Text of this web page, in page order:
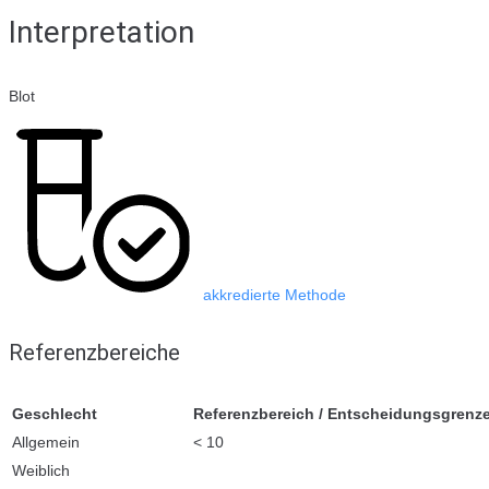
Interpretation
Blot
akkredierte Methode
Referenzbereiche
Geschlecht
Referenzbereich /
Allgemein
< 10
Weiblich